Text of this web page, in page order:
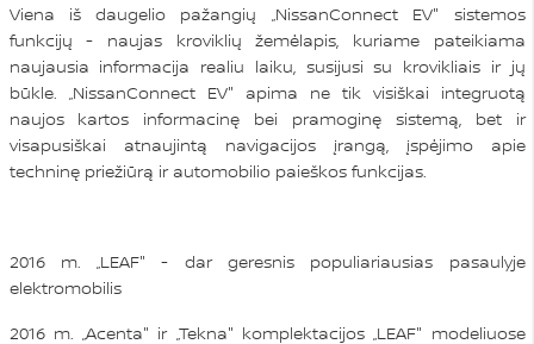
Viena iš daugelio pažangių „NissanConnect EV" sistemos
funkcijų - naujas kroviklių žemėlapis, kuriame pateikiama
naujausia informacija realiu laiku, susijusi su krovikliais ir jų
būkle. „NissanConnect EV" apima ne tik visiškai integruotą
naujos kartos informacinę bei pramoginę sistemą, bet ir
visapusiškai atnaujintą navigacijos įrangą, įspėjimo apie
techninę priežiūrą ir automobilio paieškos funkcijas.
2016 m. „LEAF" - dar geresnis populiariausias pasaulyje
elektromobilis
2016 m. „Acenta" ir „Tekna" komplektacijos „LEAF" modeliuose